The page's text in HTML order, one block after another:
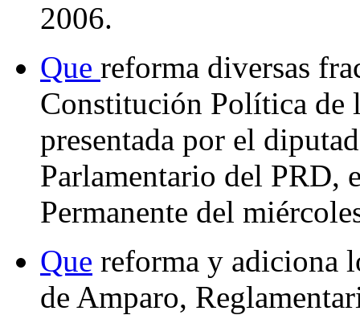
2006.
Que reforma diversas
Constitución Política de
presentada por el
Parlamentario del PRD,
Permanente del
Que reforma y adiciona
de Amparo,